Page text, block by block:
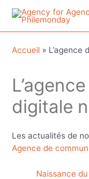
contenu
Accueil » L’agence
digitale
Les actualités de
Agence de
Naissance